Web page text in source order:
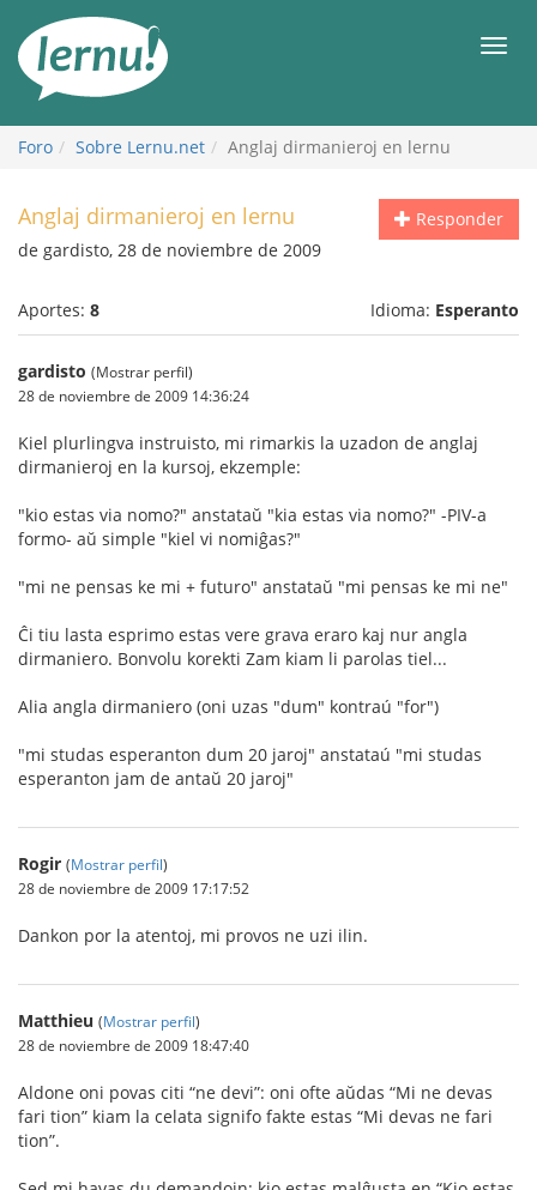
Foro Sobre Lernu.net Anglaj dirmanieroj en lernu
Responder
Anglaj dirmanieroj en lernu
de gardisto, 28 de noviembre de 2009
Aportes: 8 Idioma: Esperanto
gardisto (Mostrar perfil)
28 de noviembre de 2009 14:36:24
Kiel plurlingva instruisto, mi rimarkis la uzadon de anglaj
dirmanieroj en la kursoj, ekzemple:
"kio estas via nomo?" anstataŭ "kia estas via nomo?" -PIV-a
formo- aŭ simple "kiel vi nomiĝas?"
"mi ne pensas ke mi + futuro" anstataŭ "mi pensas ke mi ne"
Ĉi tiu lasta esprimo estas vere grava eraro kaj nur angla
dirmaniero. Bonvolu korekti Zam kiam li parolas tiel...
Alia angla dirmaniero (oni uzas "dum" kontraú "for")
"mi studas esperanton dum 20 jaroj" anstataú "mi studas
esperanton jam de antaŭ 20 jaroj"
Rogir (Mostrar perfil)
28 de noviembre de 2009 17:17:52
Dankon por la atentoj, mi provos ne uzi ilin.
Matthieu (Mostrar perfil)
28 de noviembre de 2009 18:47:40
Aldone oni povas citi “ne devi”: oni ofte aŭdas “Mi ne devas
fari tion” kiam la celata signifo fakte estas “Mi devas ne fari
tion”.